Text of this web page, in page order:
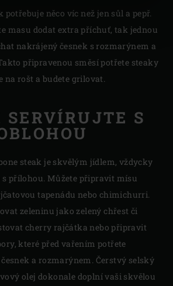
potřebuje něco víc než jen sůl a pepř.
masu dodat extra příchuť, tak jednou
nakrájený česnek s rozmarýnem a
připravenou směsí potřete steaky
na rošt a budete grilovat.
SERVÍRUJTE S
steak je skvělým jídlem, vždycky
s přílohou. Můžete připravit mísu
tapenádu nebo chimichurri.
zeleninu jako zelený chřest či
cherry rajčátka nebo připravit
které před vařením potřete
a rozmarýnem. Čerstvý selský
olej dokonale doplní vaši skvělou